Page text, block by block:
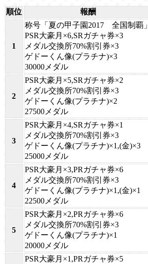
順位 報酬
1
称号「夏の甲子園2017 全国制覇」
PSR大豪月×6,SRガチャ券×3
メダル交換所70%割引券×3
ゲドーくん像(プラチナ)×3
30000メダル
2
PSR大豪月×5,SRガチャ券×2
メダル交換所70%割引券×3
ゲドーくん像(プラチナ)×2
27500メダル
3
PSR大豪月×4,SRガチャ券×1
メダル交換所70%割引券×3
ゲドーくん像(プラチナ)×1,(金)×3
25000メダル
4
PSR大豪月×3,PRガチャ券×6
メダル交換所70%割引券×3
ゲドーくん像(プラチナ)×1,(金)×1
22500メダル
5
PSR大豪月×2,PRガチャ券×6
メダル交換所70%割引券×3
ゲドーくん像(プラチナ)×1
20000メダル
PSR大豪月×1,PRガチャ券×5